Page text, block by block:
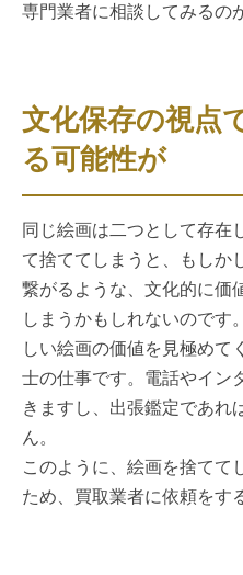
専門業者に相談してみるの
文化保存の視点
る可能性が
同じ絵画は二つとして存在
て捨ててしまうと、もしか
繋がるような、文化的に価
しまうかもしれないのです
しい絵画の価値を見極めて
士の仕事です。電話やイン
きますし、出張鑑定であれ
ん。
このように、絵画を捨てて
ため、買取業者に依頼をす